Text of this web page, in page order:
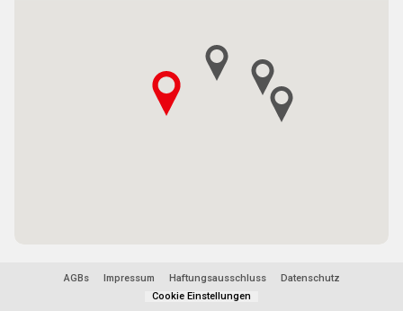
AGBs Impressum Haftungsausschluss
Datenschutz
Cookie Einstellungen